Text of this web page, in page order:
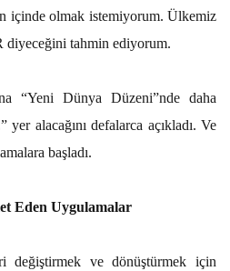
içinde olmak istemiyorum. Ülkemiz
diyeceğini tahmin ediyorum.
“Yeni Dünya Düzeni”nde daha
alacağını defalarca açıkladı. Ve
başladı.
Eden Uygulamalar
ve dönüştürmek için